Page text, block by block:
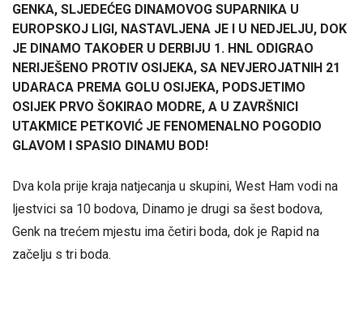
GENKA, SLJEDEĆEG DINAMOVOG SUPARNIKA U
EUROPSKOJ LIGI, NASTAVLJENA JE I U NEDJELJU, DOK
JE DINAMO TAKOĐER U DERBIJU 1. HNL ODIGRAO
NERIJEŠENO PROTIV OSIJEKA, SA NEVJEROJATNIH 21
UDARACA PREMA GOLU OSIJEKA, PODSJETIMO
OSIJEK PRVO ŠOKIRAO MODRE, A U ZAVRŠNICI
UTAKMICE PETKOVIĆ JE FENOMENALNO POGODIO
GLAVOM I SPASIO DINAMU BOD!
Dva kola prije kraja natjecanja u skupini, West Ham vodi na
ljestvici sa 10 bodova, Dinamo je drugi sa šest bodova,
Genk na trećem mjestu ima četiri boda, dok je Rapid na
začelju s tri boda.